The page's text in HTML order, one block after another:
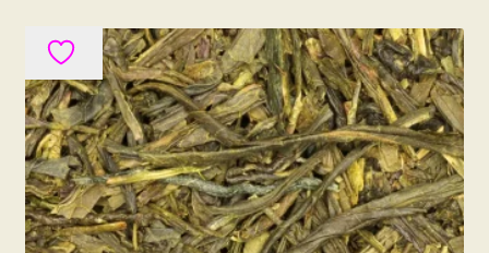
variaties.
Deze
optie
kan
gekozen
worden
op
de